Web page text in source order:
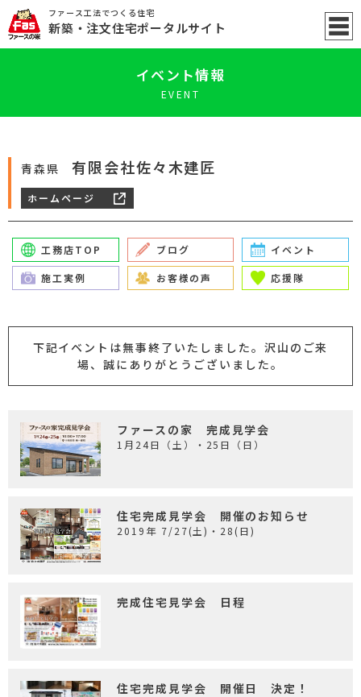
ファース工法でつくる住宅
新築 ・注文住宅ポータルサイト
イベント情報
EVENT
青森県 有限会社佐々木建匠
ホームページ
工務店TOP ブログ イベント
施工実例 お客様の声 応援隊
下記イベントは無事終了いたしました。沢山のご来
場、誠にありがとうございました。
ファースの家 完成見学会
1月24日（土）・25日（日）
住宅完成見学会 開催のお知らせ
2019年 7/27(土)・28(日)
完成住宅見学会 日程
住宅完成見学会 開催日 決定！